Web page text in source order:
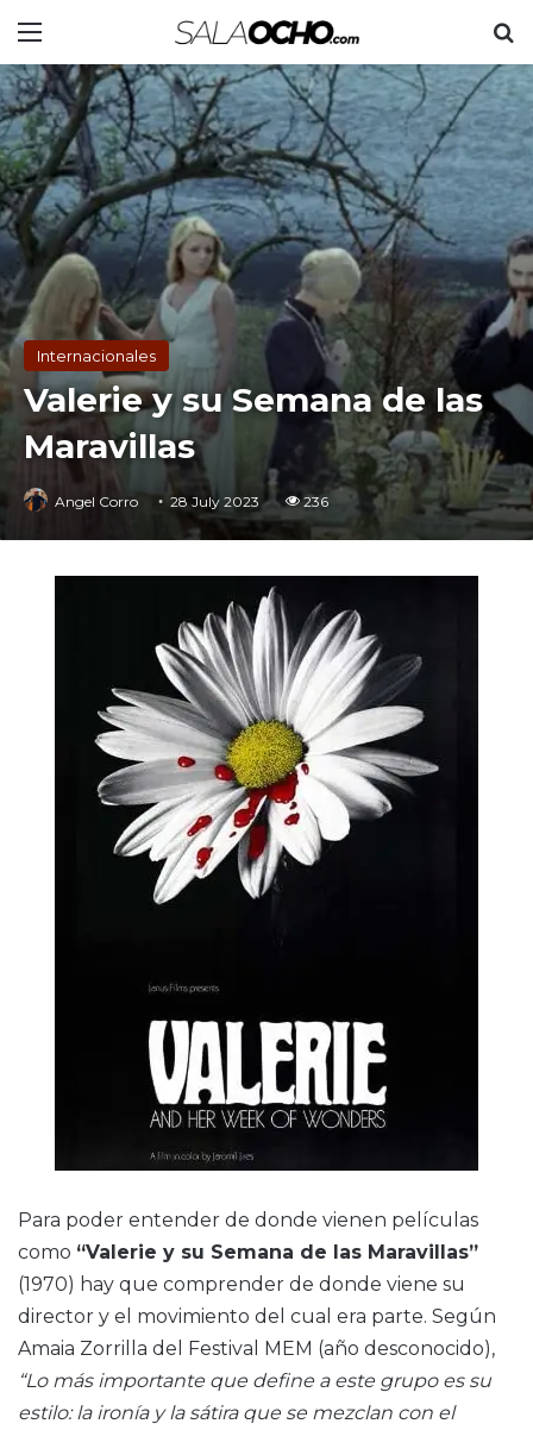
Menu
Internacionales
Valerie y su Semana de las
Maravillas
Angel Corro 28 July 2023 236
Para poder entender de donde vienen películas
como “Valerie y su Semana de las Maravillas”
(1970) hay que comprender de donde viene su
director y el movimiento del cual era parte. Según
Amaia Zorrilla del Festival MEM (año desconocido),
“Lo más importante que define a este grupo es su
estilo: la ironía y la sátira que se mezclan con el